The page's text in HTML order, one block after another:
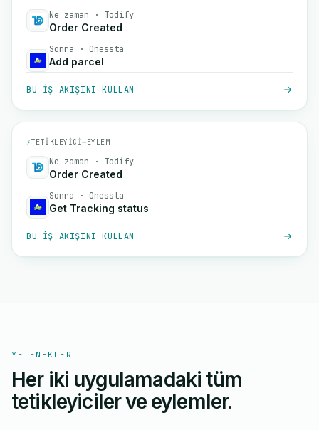
Ne zaman · Todify
Order Created
Sonra · Onessta
Add parcel
BU IŞ AKIŞINI KULLAN
⚡TETIKLEYICI→EYLEM
Ne zaman · Todify
Order Created
Sonra · Onessta
Get Tracking status
BU IŞ AKIŞINI KULLAN
YETENEKLER
Her iki uygulamadaki tüm
tetikleyiciler ve eylemler.